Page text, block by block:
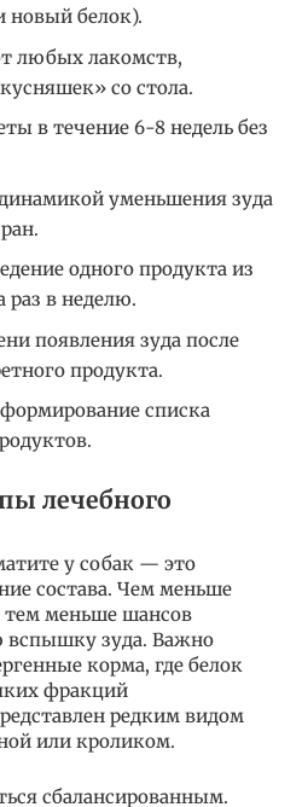
новый белок).
любых лакомств,
со стола.
в течение 6-8 недель без
уменьшения зуда
одного продукта из
раз в неделю.
появления зуда после
продукта.
списка
лечебного
у собак — это
состава. Чем меньше
тем меньше шансов
вспышку зуда. Важно
корма, где белок
фракций
редким видом
или кроликом.
сбалансированным.